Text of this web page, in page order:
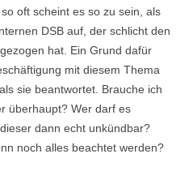
oft scheint es so zu sein, als
DSB auf, der schlicht den
hat. Ein Grund dafür
mit diesem Thema
sie beantwortet. Brauche ich
überhaupt? Wer darf es
dann echt unkündbar?
noch alles beachtet werden?